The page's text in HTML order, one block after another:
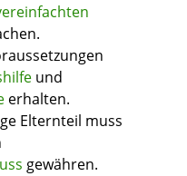
und
erhalten.
Elternteil muss
gewähren.